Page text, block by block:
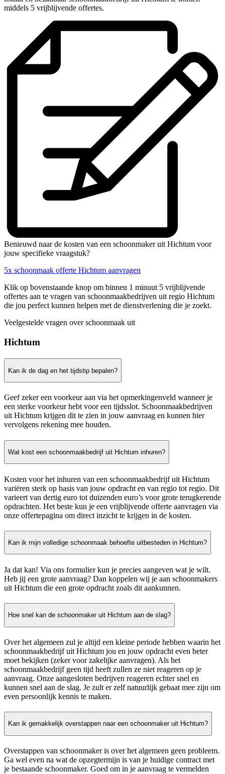
middels 5 vrijblijvende offertes.
Benieuwd naar de kosten van een schoonmaker uit Hichtum voor
jouw specifieke vraagstuk?
5x schoonmaak offerte Hichtum aanvragen
Klik op bovenstaande knop om binnen 1 minuut 5 vrijblijvende
offertes aan te vragen van schoonmaakbedrijven uit regio Hichtum
die jou perfect kunnen helpen met de dienstverlening die je zoekt.
Veelgestelde vragen over schoonmaak uit
Hichtum
Kan ik de dag en het tijdstip bepalen?
Geef zeker een voorkeur aan via het opmerkingenveld wanneer je
een sterke voorkeur hebt voor een tijdsslot. Schoonmaakbedrijven
uit Hichtum krijgen dit te zien in jouw aanvraag en kunnen hier
vervolgens rekening mee houden.
Wat kost een schoonmaakbedrijf uit Hichtum inhuren?
Kosten voor het inhuren van een schoonmaakbedrijf uit Hichtum
variëren sterk op basis van jouw opdracht en van regio tot regio. Dit
varieert van dertig euro tot duizenden euro’s voor grote terugkerende
opdrachten. Het beste kun je een vrijblijvende offerte aanvragen via
onze offertepagina om direct inzicht te krijgen in de kosten.
Kan ik mijn volledige schoonmaak behoefte uitbesteden in Hichtum?
Ja dat kan! Via ons formulier kun je precies aangeven wat je wilt.
Heb jij een grote aanvraag? Dan koppelen wij je aan schoonmakers
uit Hichtum die een grote opdracht zoals dit aankunnen.
Hoe snel kan de schoonmaker uit Hichtum aan de slag?
Over het algemeen zul je altijd een kleine periode hebben waarin het
schoonmaakbedrijf uit Hichtum jou en jouw opdracht even beter
moet bekijken (zeker voor zakelijke aanvragen). Als het
schoonmaakbedrijf geen tijd heeft zullen ze niet reageren op je
aanvraag. Onze aangesloten bedrijven reageren echter snel en
kunnen snel aan de slag. Je zult er zelf natuurlijk gebaat mee zijn om
even persoonlijk kennis te maken.
Kan ik gemakkelijk overstappen naar een schoonmaker uit Hichtum?
Overstappen van schoonmaker is over het algemeen geen probleem.
Ga wel even na wat de opzegtermijn is van je huidige contract met
je bestaande schoonmaker. Goed om in je aanvraag te vermelden